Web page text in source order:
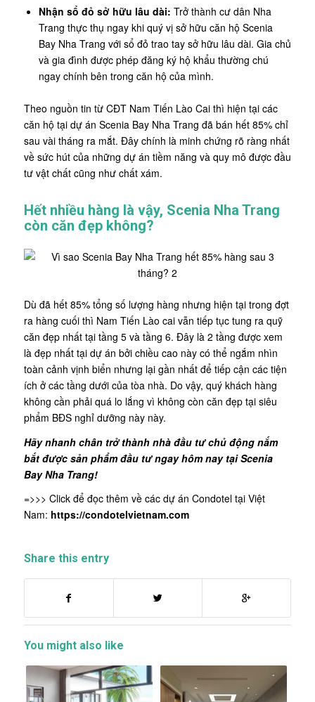
Nhận sổ đỏ sở hữu lâu dài: Trở thành cư dân Nha
Trang thực thụ ngay khi quý vị sở hữu căn hộ Scenia
Bay Nha Trang với sổ đỏ trao tay sở hữu lâu dài. Gia chủ
và gia đình được phép đăng ký hộ khẩu thường chú
ngay chính bên trong căn hộ của mình.
Theo nguồn tin từ CĐT Nam Tiến Lào Cai thì hiện tại các
căn hộ tại dự án Scenia Bay Nha Trang đã bán hết 85% chỉ
sau vài tháng ra mắt. Đây chính là minh chứng rõ ràng nhất
về sức hút của những dự án tiềm năng và quy mô được đầu
tư vật chất cũng như chất xám.
Hết nhiều hàng là vậy, Scenia Nha Trang
còn căn đẹp không?
Dù đã hết 85% tổng số lượng hàng nhưng hiện tại trong đợt
ra hàng cuối thì Nam Tiến Lào cai vẫn tiếp tục tung ra quỹ
căn đẹp nhất tại tầng 5 và tầng 6. Đây là 2 tầng được xem
là đẹp nhất tại dự án bởi chiều cao này có thể ngắm nhìn
toàn cảnh vịnh biển nhưng lại gần nhất để tiếp cận các tiện
ích ở các tầng dưới của tòa nhà. Do vậy, quý khách hàng
không cần phải quá lo lắng vì không còn căn đẹp tại siêu
phẩm BĐS nghỉ dưỡng này này.
Hãy nhanh chân trở thành nhà đầu tư chủ động nắm
bắt được sản phẩm đầu tư ngay hôm nay tại Scenia
Bay Nha Trang!
=>>> Click để đọc thêm về các dự án Condotel tại Việt
Nam: https://condotelvietnam.com
Share this entry
You might also like